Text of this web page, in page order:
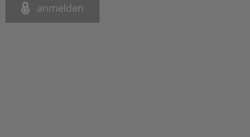
anmelden